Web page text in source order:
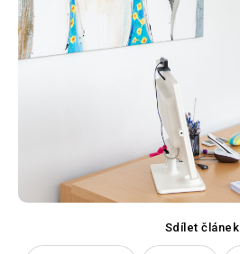
Sdílet článek